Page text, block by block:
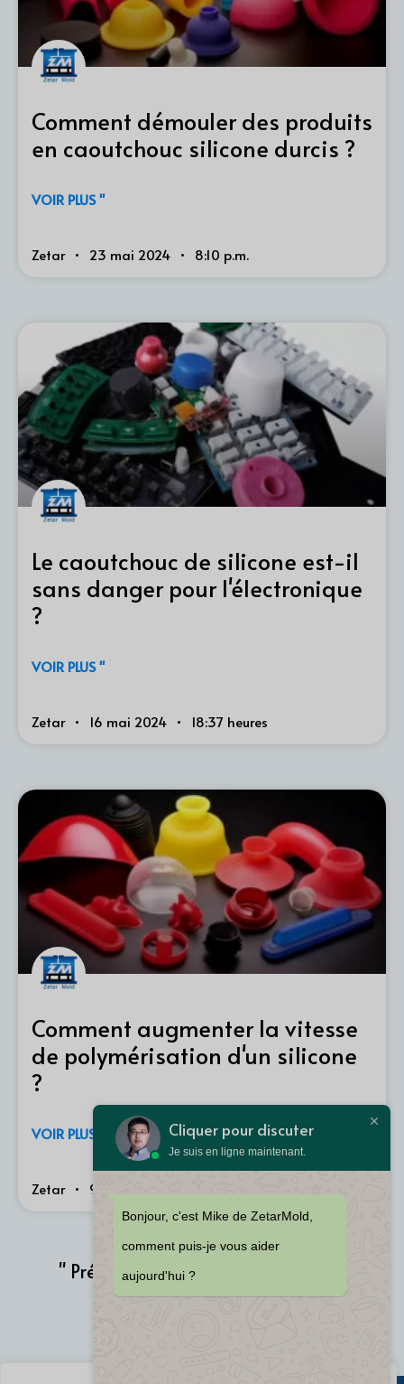
Comment démouler des produits
en caoutchouc silicone durcis ?
VOIR PLUS "
Zetar 23 mai 2024 8:10 p.m.
Le caoutchouc de silicone est-il
sans danger pour l'électronique
?
VOIR PLUS "
Zetar 16 mai 2024 18:37 heures
Comment augmenter la vitesse
de polymérisation d'un silicone
?
VOIR PLUS "
Zetar 9 mai 2024
" Précédent 1
Suivant "
Cliquer pour discuter
Je suis en ligne maintenant.
Bonjour, c'est Mike de ZetarMold,
comment puis-je vous aider
aujourd'hui ?